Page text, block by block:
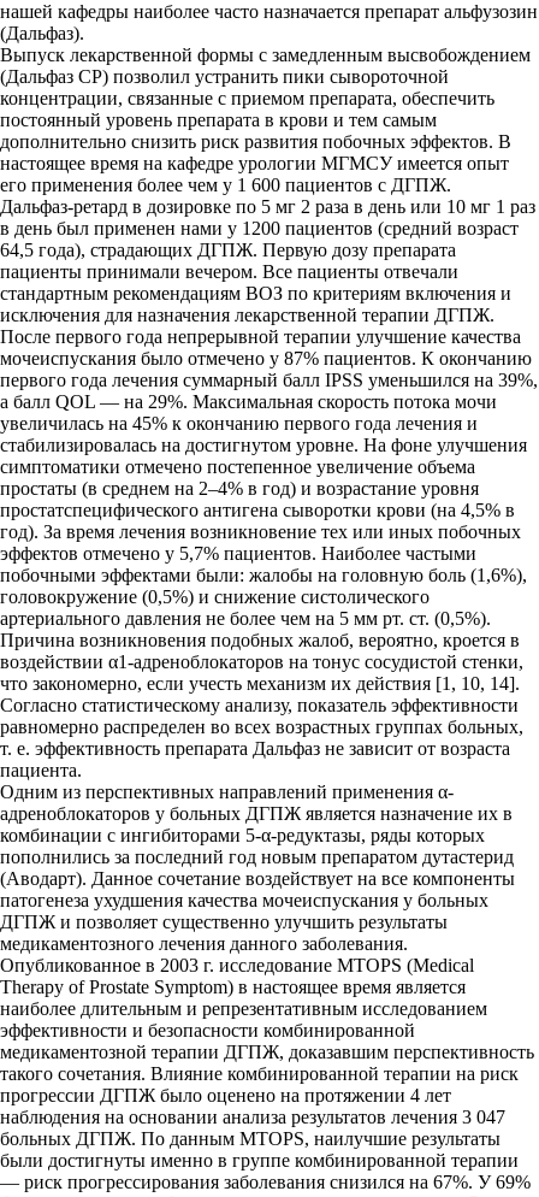
нашей кафедры наиболее часто назначается препарат альфузозин
(Дальфаз).
Выпуск лекарственной формы с замедленным высвобождением
(Дальфаз СР) позволил устранить пики сывороточной
концентрации, связанные с приемом препарата, обеспечить
постоянный уровень препарата в крови и тем самым
дополнительно снизить риск развития побочных эффектов. В
настоящее время на кафедре урологии МГМСУ имеется опыт
его применения более чем у 1 600 пациентов с ДГПЖ.
Дальфаз-ретард в дозировке по 5 мг 2 раза в день или 10 мг 1 раз
в день был применен нами у 1200 пациентов (средний возраст
64,5 года), страдающих ДГПЖ. Первую дозу препарата
пациенты принимали вечером. Все пациенты отвечали
стандартным рекомендациям ВОЗ по критериям включения и
исключения для назначения лекарственной терапии ДГПЖ.
После первого года непрерывной терапии улучшение качества
мочеиспускания было отмечено у 87% пациентов. К окончанию
первого года лечения суммарный балл IPSS уменьшился на 39%,
а балл QOL — на 29%. Максимальная скорость потока мочи
увеличилась на 45% к окончанию первого года лечения и
стабилизировалась на достигнутом уровне. На фоне улучшения
симптоматики отмечено постепенное увеличение объема
простаты (в среднем на 2–4% в год) и возрастание уровня
простатспецифического антигена сыворотки крови (на 4,5% в
год). За время лечения возникновение тех или иных побочных
эффектов отмечено у 5,7% пациентов. Наиболее частыми
побочными эффектами были: жалобы на головную боль (1,6%),
головокружение (0,5%) и снижение систолического
артериального давления не более чем на 5 мм рт. ст. (0,5%).
Причина возникновения подобных жалоб, вероятно, кроется в
воздействии α1-адреноблокаторов на тонус сосудистой стенки,
что закономерно, если учесть механизм их действия [1, 10, 14].
Согласно статистическому анализу, показатель эффективности
равномерно распределен во всех возрастных группах больных,
т. е. эффективность препарата Дальфаз не зависит от возраста
пациента.
Одним из перспективных направлений применения α-
адреноблокаторов у больных ДГПЖ является назначение их в
комбинации с ингибиторами 5-α-редуктазы, ряды которых
пополнились за последний год новым препаратом дутастерид
(Аводарт). Данное сочетание воздействует на все компоненты
патогенеза ухудшения качества мочеиспускания у больных
ДГПЖ и позволяет существенно улучшить результаты
медикаментозного лечения данного заболевания.
Опубликованное в 2003 г. исследование MTOPS (Medical
Therapy of Prostate Symptom) в настоящее время является
наиболее длительным и репрезентативным исследованием
эффективности и безопасности комбинированной
медикаментозной терапии ДГПЖ, доказавшим перспективность
такого сочетания. Влияние комбинированной терапии на риск
прогрессии ДГПЖ было оценено на протяжении 4 лет
наблюдения на основании анализа результатов лечения 3 047
больных ДГПЖ. По данным MTOPS, наилучшие результаты
были достигнуты именно в группе комбинированной терапии
— риск прогрессирования заболевания снизился на 67%. У 69%